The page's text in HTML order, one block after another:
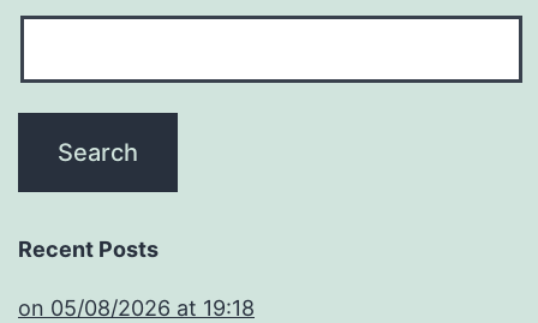
Recent Posts
​on 05/08/2026 at 19:18